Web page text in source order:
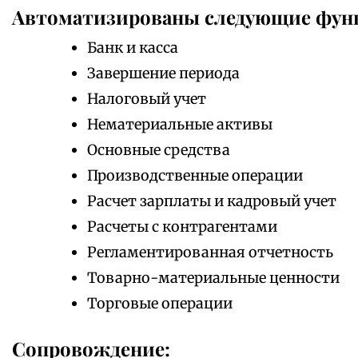
Автоматизированы следующие
Банк и касса
Завершение периода
Налоговый учет
Нематериальные активы
Основные средства
Производственные операции
Расчет зарплаты и кадровый учет
Расчеты с контрагентами
Регламентированная отчетность
Товарно-материальные ценности
Торговые операции
Сопровождение: